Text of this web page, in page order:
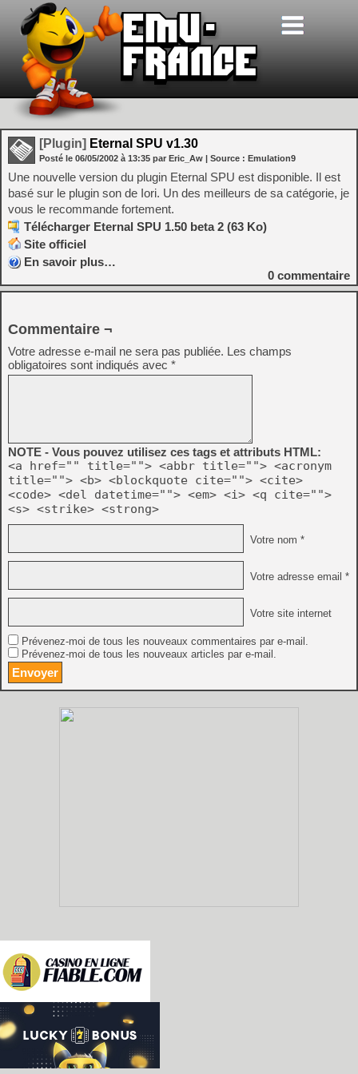
[Plugin] Eternal SPU v1.30
Posté le 06/05/2002 à 13:35 par Eric_Aw | Source : Emulation9
Une nouvelle version du plugin Eternal SPU est disponible. Il est
basé sur le plugin son de Iori. Un des meilleurs de sa catégorie, je
vous le recommande fortement.
Télécharger Eternal SPU 1.50 beta 2 (63 Ko)
Site officiel
En savoir plus…
0 commentaire
Commentaire ¬
Votre adresse e-mail ne sera pas publiée. Les champs
obligatoires sont indiqués avec *
NOTE - Vous pouvez utilisez ces tags et attributs HTML:
<a href="" title=""> <abbr title=""> <acronym
title=""> <b> <blockquote cite=""> <cite>
<code> <del datetime=""> <em> <i> <q cite="">
<s> <strike> <strong>
Votre nom *
Votre adresse email *
Votre site internet
Prévenez-moi de tous les nouveaux commentaires par e-mail.
Prévenez-moi de tous les nouveaux articles par e-mail.